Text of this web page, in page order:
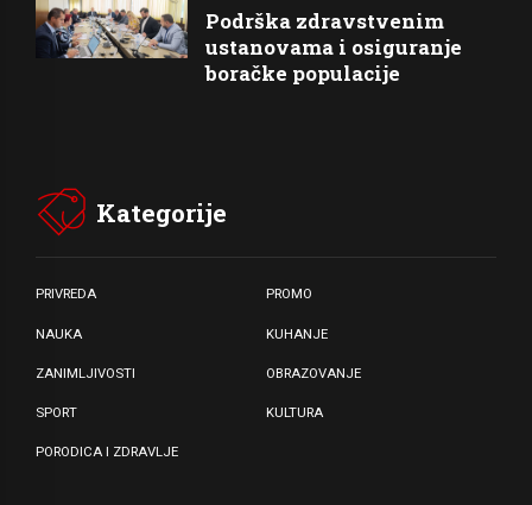
Podrška zdravstvenim
ustanovama i osiguranje
boračke populacije
Kategorije
PRIVREDA PROMO
NAUKA KUHANJE
ZANIMLJIVOSTI OBRAZOVANJE
SPORT KULTURA
PORODICA I ZDRAVLJE